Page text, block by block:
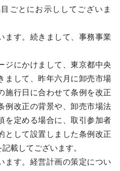
ごとにお示ししてございま
す。続きまして、事務事業
にかけまして、東京都中央
まして、昨年六月に卸売市場
施行日に合わせて条例を改正
例改正の背景や、卸売市場法
を定める場合に、取引参加者
として設置しました条例改正
載してございます。
す。経営計画の策定につい